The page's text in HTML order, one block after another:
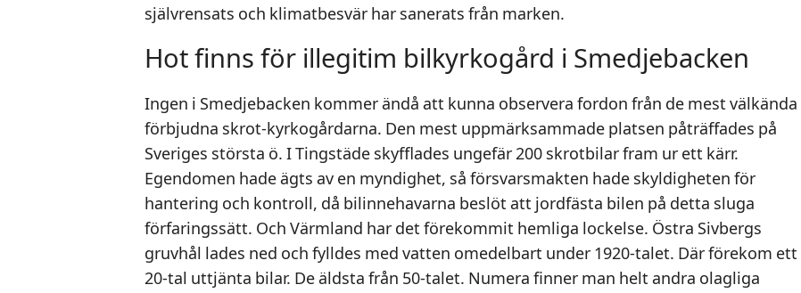
självrensats och klimatbesvär har sanerats från marken.
Hot finns för illegitim bilkyrkogård i Smedjebacken
Ingen i Smedjebacken kommer ändå att kunna observera fordon från de mest välkända
förbjudna skrot-kyrkogårdarna. Den mest uppmärksammade platsen påträffades på
Sveriges största ö. I Tingstäde skyfflades ungefär 200 skrotbilar fram ur ett kärr.
Egendomen hade ägts av en myndighet, så försvarsmakten hade skyldigheten för
hantering och kontroll, då bilinnehavarna beslöt att jordfästa bilen på detta sluga
förfaringssätt. Och Värmland har det förekommit hemliga lockelse. Östra Sivbergs
gruvhål lades ned och fylldes med vatten omedelbart under 1920-talet. Där förekom ett
20-tal uttjänta bilar. De äldsta från 50-talet. Numera finner man helt andra olagliga